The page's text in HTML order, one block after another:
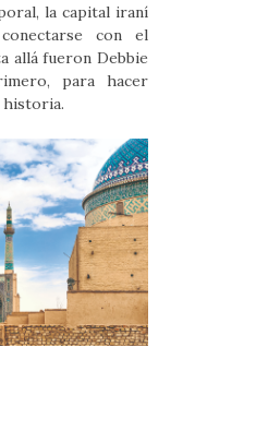
la capital iraní
con el
allá fueron Debbie
para hacer